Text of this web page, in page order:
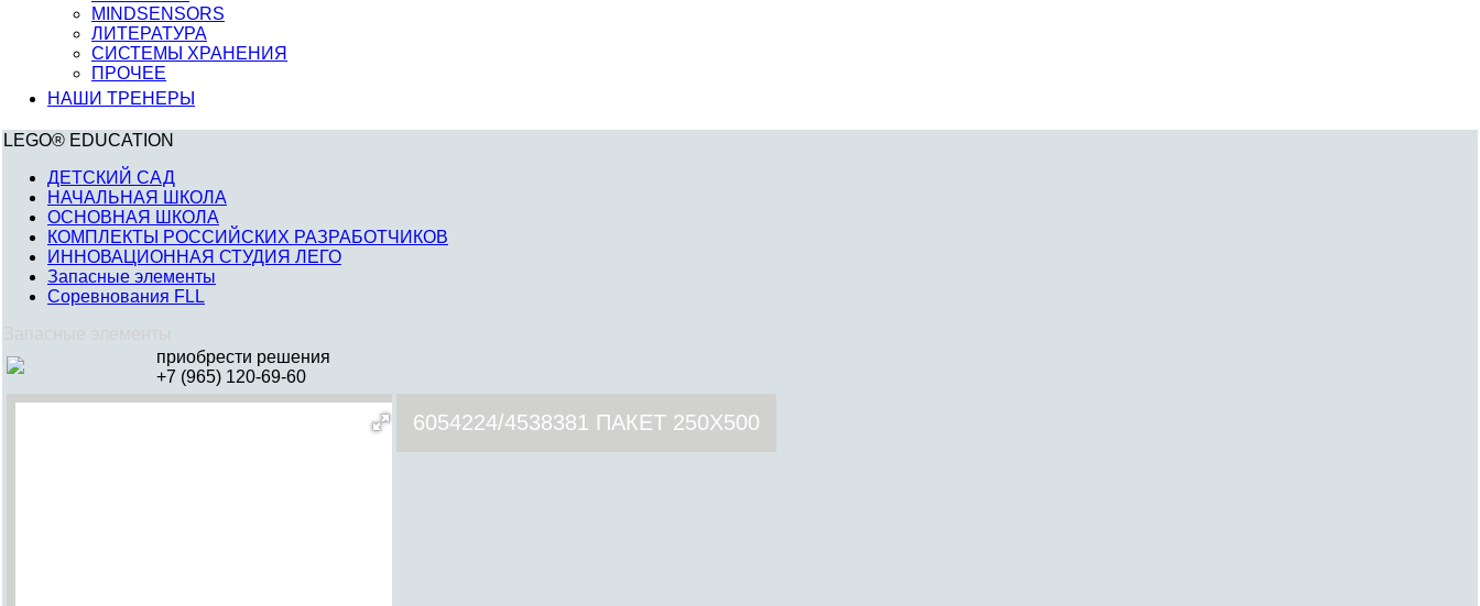
MINDSENSORS
ЛИТЕРАТУРА
СИСТЕМЫ ХРАНЕНИЯ
ПРОЧЕЕ
НАШИ ТРЕНЕРЫ
LEGO® EDUCATION
ДЕТСКИЙ САД
НАЧАЛЬНАЯ ШКОЛА
ОСНОВНАЯ ШКОЛА
КОМПЛЕКТЫ РОССИЙСКИХ РАЗРАБОТЧИКОВ
ИННОВАЦИОННАЯ СТУДИЯ ЛЕГО
Запасные элементы
Соревнования FLL
приобрести решения
+7 (965) 120-69-60
6054224/4538381 ПАКЕТ 250X500